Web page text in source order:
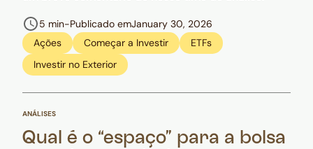
5 min-Publicado emJanuary 30, 2026
Ações
Começar a Investir
ETFs
Investir no Exterior
ANÁLISES
Qual é o “espaço” para a bolsa